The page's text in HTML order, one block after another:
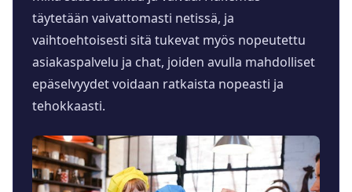
täytetään vaivattomasti netissä, ja
vaihtoehtoisesti sitä tukevat myös nopeutettu
asiakaspalvelu ja chat, joiden avulla mahdolliset
epäselvyydet voidaan ratkaista nopeasti ja
tehokkaasti.